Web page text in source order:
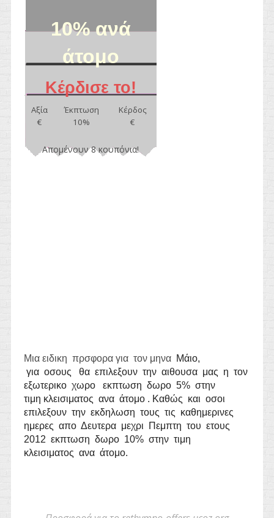
10% ανά
άτομο
Κέρδισε το!
Αξία
€
Έκπτωση
10%
Κέρδος
€
Απομένουν 8 κουπόνια!
Μια ειδικη πρσφορα για τον μηνα Μάιο,
για οσους θα επιλεξουν την αιθουσα μας η τον
εξωτερικο χωρο εκπτωση δωρο 5% στην
τιμη κλεισιματος ανα άτομο . Καθώς και οσοι
επιλεξουν την εκδηλωση τους τις καθημερινες
ημερες απο Δευτερα μεχρι Πεμπτη του ετους
2012 εκπτωση δωρο 10% στην τιμη
κλεισιματος ανα άτομο.